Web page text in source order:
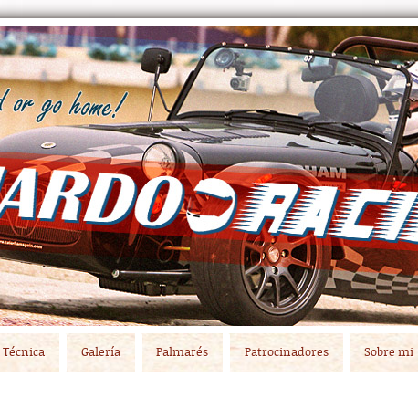
Técnica Galería Palmarés Patrocinadores Sobre mi